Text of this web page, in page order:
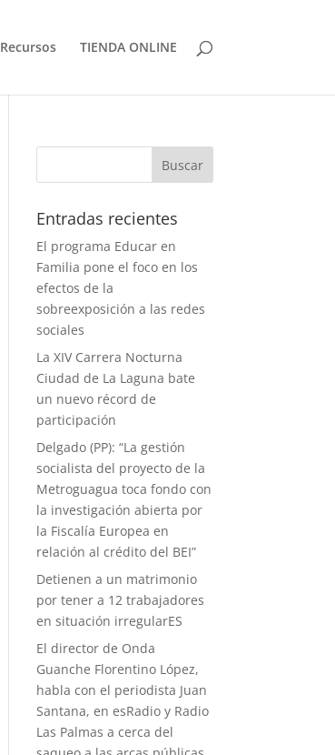
Recursos TIENDA ONLINE
Entradas recientes
El programa Educar en
Familia pone el foco en los
efectos de la
sobreexposición a las redes
sociales
La XIV Carrera Nocturna
Ciudad de La Laguna bate
un nuevo récord de
participación
Delgado (PP): “La gestión
socialista del proyecto de la
Metroguagua toca fondo con
la investigación abierta por
la Fiscalía Europea en
relación al crédito del BEI”
Detienen a un matrimonio
por tener a 12 trabajadores
en situación irregularES
El director de Onda
Guanche Florentino López,
habla con el periodista Juan
Santana, en esRadio y Radio
Las Palmas a cerca del